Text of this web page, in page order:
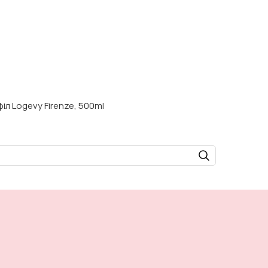
Logevy Firenze, 500ml